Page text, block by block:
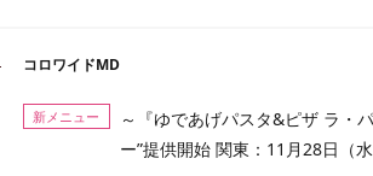
コロワイドMD
新メニュー
～『ゆであげパスタ&ピザ ラ・
ー”提供開始 関東：11月28日（